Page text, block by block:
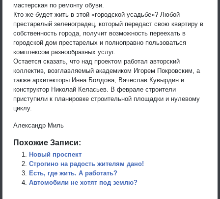
мастерская по ремонту обуви.
Кто же будет жить в этой «городской усадьбе»? Любой
престарелый зеленоградец, который передаст свою квартиру в
собственность города, получит возможность переехать в
городской дом престарелых и полноправно пользоваться
комплексом разнообразных услуг.
Остается сказать, что над проектом работал авторский
коллектив, возглавляемый академиком Игорем Покровским, а
также архитекторы Инна Болдова, Вячеслав Кувырдин и
конструктор Николай Келасьев. В феврале строители
приступили к планировке строительной площадки и нулевому
циклу.
Александр Миль
Похожие Записи:
Новый проспект
Строгино на радость жителям дано!
Есть, где жить. А работать?
Автомобили не хотят под землю?